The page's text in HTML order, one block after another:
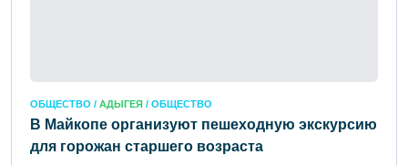
ОБЩЕСТВО / АДЫГЕЯ / ОБЩЕСТВО
В Майкопе организуют пешеходную экскурсию
для горожан старшего возраста